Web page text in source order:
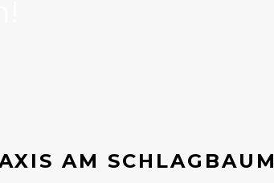
AM SCHLAGBAUM